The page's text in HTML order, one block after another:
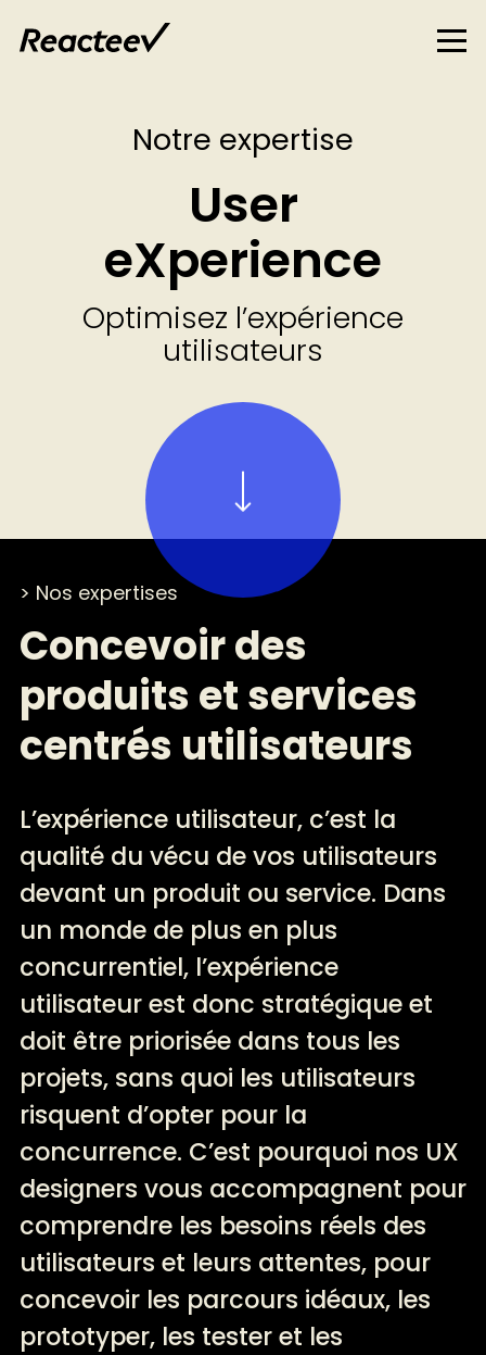
Notre expertise
User
eXperience
Optimisez l’expérience
utilisateurs
> Nos expertises
Concevoir des
produits et services
centrés utilisateurs
L’expérience utilisateur, c’est la
qualité du vécu de vos utilisateurs
devant un produit ou service. Dans
un monde de plus en plus
concurrentiel, l’expérience
utilisateur est donc stratégique et
doit être priorisée dans tous les
projets, sans quoi les utilisateurs
risquent d’opter pour la
concurrence. C’est pourquoi nos UX
designers vous accompagnent pour
comprendre les besoins réels des
utilisateurs et leurs attentes, pour
concevoir les parcours idéaux, les
prototyper, les tester et les